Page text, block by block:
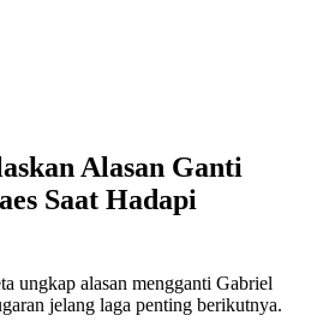
Alasan Ganti
Saat Hadapi
ungkap alasan mengganti Gabriel
jelang laga penting berikutnya.